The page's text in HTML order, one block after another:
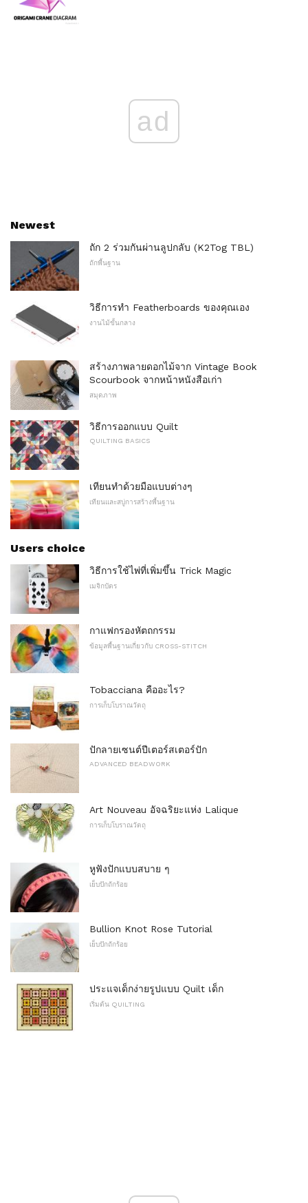
ad
Newest
ถัก 2 ร่วมกันผ่านลูปกลับ (K2Tog TBL)
ถักพื้นฐาน
วิธีการทำ Featherboards ของคุณเอง
งานไม้ขั้นกลาง
สร้างภาพลายดอกไม้จาก Vintage Book
Scourbook จากหน้าหนังสือเก่า
สมุดภาพ
วิธีการออกแบบ Quilt
QUILTING BASICS
เทียนทำด้วยมือแบบต่างๆ
เทียนและสบู่การสร้างพื้นฐาน
Users choice
วิธีการใช้ไพ่ที่เพิ่มขึ้น Trick Magic
เมจิกบัตร
กาแฟกรองหัตถกรรม
ข้อมูลพื้นฐานเกี่ยวกับ CROSS-STITCH
Tobacciana คืออะไร?
การเก็บโบราณวัตถุ
ปักลายเซนต์ปีเตอร์สเตอร์ปัก
ADVANCED BEADWORK
Art Nouveau อัจฉริยะแห่ง Lalique
การเก็บโบราณวัตถุ
หูฟังปักแบบสบาย ๆ
เย็บปักถักร้อย
Bullion Knot Rose Tutorial
เย็บปักถักร้อย
ประแจเด็กง่ายรูปแบบ Quilt เด็ก
เริ่มต้น QUILTING